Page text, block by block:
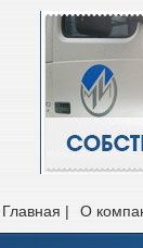
Главная | О